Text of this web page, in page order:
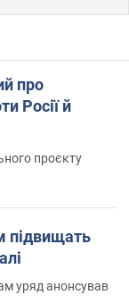
про
Росії й
проєкту
підвищать
уряд анонсував